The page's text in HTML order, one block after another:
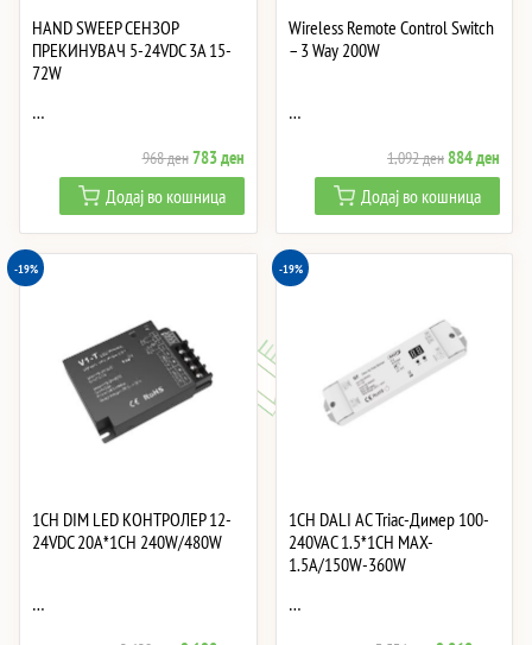
HAND SWEEP СЕНЗОР
ПРЕКИНУВАЧ 5-24VDC 3A 15-
72W
…
968денOriginal
price
was:
968 ден.
783денCurrent
price
is:
783 ден.
Додај во кошница
Wireless Remote Control Switch
– 3 Way 200W
…
1,092денOriginal
price
was:
1,092 ден.
884ден
price
is:
884
Додај во кошница
-19%
1CH DIM LED КОНТРОЛЕР 12-
24VDC 20A*1CH 240W/480W
…
-19%
1CH DALI AC Triac-Димер 100-
240VAC 1.5*1CH MAX-
1.5A/150W-360W
…